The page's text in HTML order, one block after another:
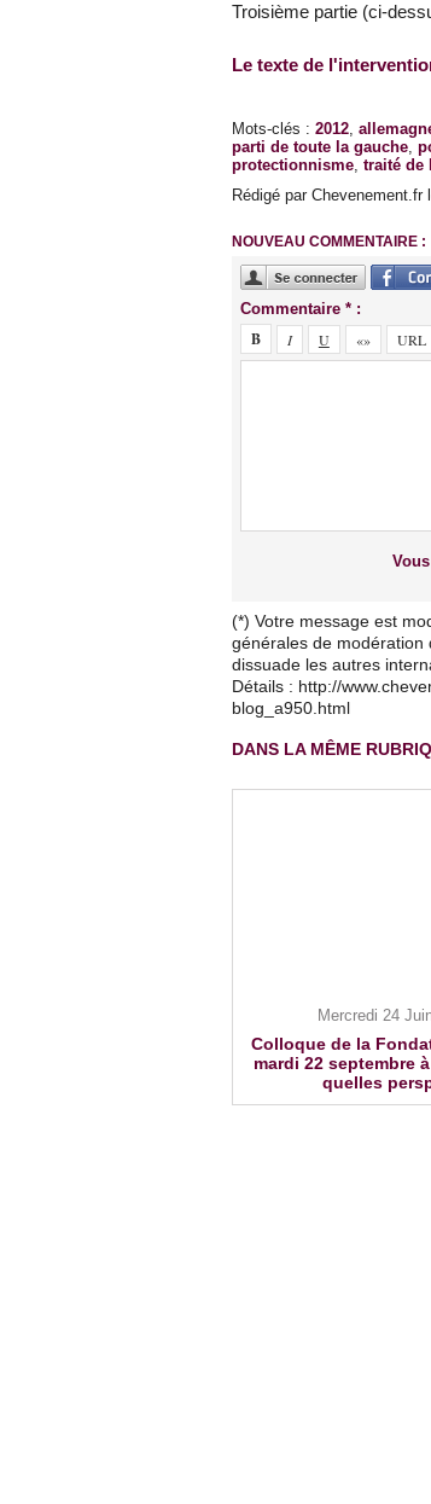
Troisième partie (ci-
Le texte de
Mots-clés : 2012,
parti de toute la gauche,
protectionnisme, traité de
Rédigé par
NOUVEAU COMMENTAIRE :
Commentaire * :
(*) Votre message est
générales de modération
dissuade les autres
Détails : http://
blog_a950.html
DANS LA MÊME
Mercredi 24
Colloque de la
mardi 22 septembre
quelles